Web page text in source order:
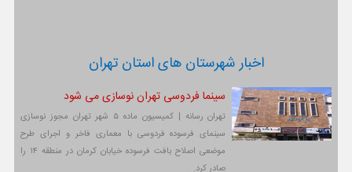
اخبار شهرستان های استان تهران
سینما فردوسی تهران نوسازی می شود
تهران رسانه | کمیسیون ماده ۵ شهر تهران مجوز نوسازی
سینمای فرسوده فردوسی با معماری فاخر و اجرای طرح
موضعی اصلاح بافت فرسوده خیابان کرمان در منطقه ۱۴ را
صادر کرد.